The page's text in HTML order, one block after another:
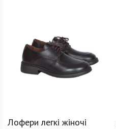
Лофери легкі жіночі